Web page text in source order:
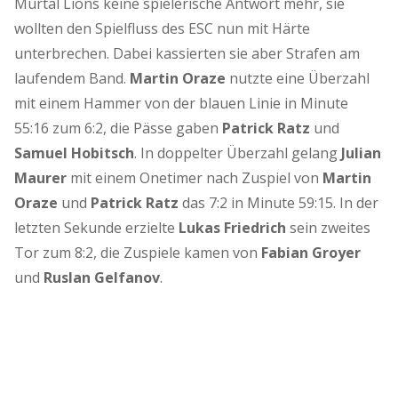
wollten den Spielfluss des ESC nun mit Härte
unterbrechen. Dabei kassierten sie aber Strafen am
laufendem Band. Martin Oraze nutzte eine Überzahl
mit einem Hammer von der blauen Linie in Minute
55:16 zum 6:2, die Pässe gaben Patrick Ratz und
Samuel Hobitsch. In doppelter Überzahl gelang Julian
Maurermit einem Onetimer nach Zuspiel von Martin
Oraze und Patrick Ratz das 7:2 in Minute 59:15. In der
letzten Sekunde erzielte Lukas Friedrich sein zweites
Tor zum 8:2, die Zuspiele kamen von Fabian Groyer
und Ruslan Gelfanov.